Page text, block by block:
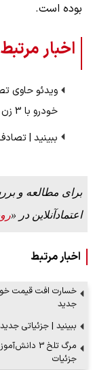
بوده است.
اخبار مرتبط
ویدئو حاوی
خودرو با 3 زن در نوشهر
ببینید |
برای مطالعه و
اعتمادآنلاین در «
اخبار مرتبط
خسارت افت قیمت
جدید
ببینید | جزئیاتی
مرگ تلخ 3
جزئیات